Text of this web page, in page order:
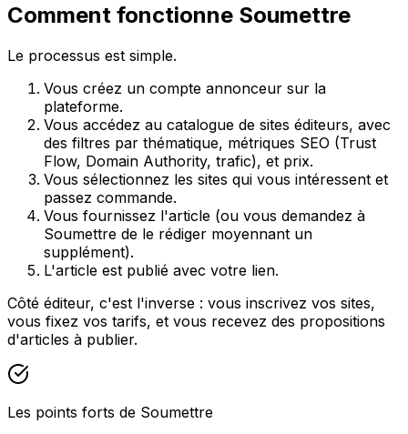
Comment fonctionne Soumettre
Le processus est simple.
Vous créez un compte annonceur sur la
plateforme.
Vous accédez au catalogue de sites éditeurs, avec
des filtres par thématique, métriques SEO (Trust
Flow, Domain Authority, trafic), et prix.
Vous sélectionnez les sites qui vous intéressent et
passez commande.
Vous fournissez l'article (ou vous demandez à
Soumettre de le rédiger moyennant un
supplément).
L'article est publié avec votre lien.
Côté éditeur, c'est l'inverse : vous inscrivez vos sites,
vous fixez vos tarifs, et vous recevez des propositions
d'articles à publier.
Les points forts de Soumettre